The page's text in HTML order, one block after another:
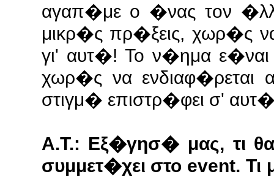
αγαπ�με ο �νας τον
μικρ�ς πρ�ξεις, χωρ�ς
γι' αυτ�! Το ν�ημα
χωρ�ς να
στιγμ� επιστρ�φει σ'
Α.Τ.: Εξ�γησ� μας, τι
συμμετ�χει στο event.